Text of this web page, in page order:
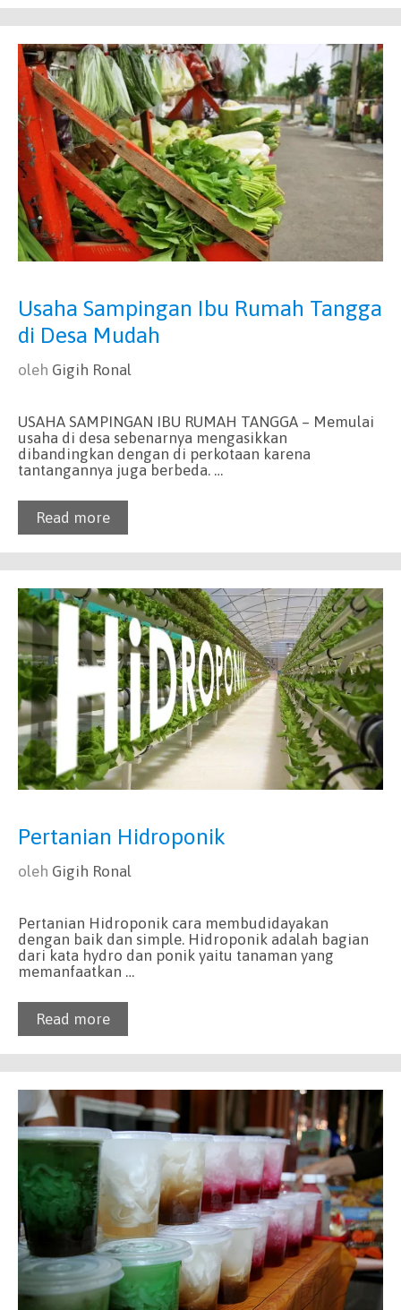
Usaha Sampingan Ibu Rumah Tangga
di Desa Mudah
oleh Gigih Ronal
USAHA SAMPINGAN IBU RUMAH TANGGA – Memulai
usaha di desa sebenarnya mengasikkan
dibandingkan dengan di perkotaan karena
tantangannya juga berbeda. …
Read more
Pertanian Hidroponik
oleh Gigih Ronal
Pertanian Hidroponik cara membudidayakan
dengan baik dan simple. Hidroponik adalah bagian
dari kata hydro dan ponik yaitu tanaman yang
memanfaatkan …
Read more